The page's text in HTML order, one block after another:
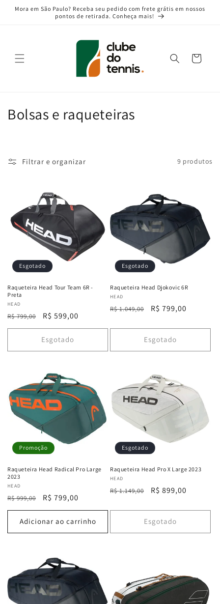
para o
Mora em São Paulo? Receba seu pedido com frete grátis em nossos
pontos de retirada. Conheça mais!
Carrinho
C
e
ã
o
Bolsas e raqueteiras
Filtrar e organizar 9 produtos
Esgotado
Raqueteira Head Tour Team 6R -
Preta
Fornecedor:
HEAD
Preço
normal
R$ 799,00
Preço
promocional
R$ 599,00
Esgotado
Esgotado
Raqueteira Head Djokovic 6R
Fornecedor:
HEAD
Preço
R$ 1.049,00
Preço
R$ 799,00
Esgotado
Promoção
Raqueteira Head Radical Pro Large
2023
Fornecedor:
HEAD
Preço
normal
R$ 999,00
Preço
promocional
R$ 799,00
Adicionar ao carrinho
Esgotado
Raqueteira Head Pro X Large 2023
Fornecedor:
HEAD
Preço
R$ 1.149,00
Preço
R$ 899,00
Esgotado